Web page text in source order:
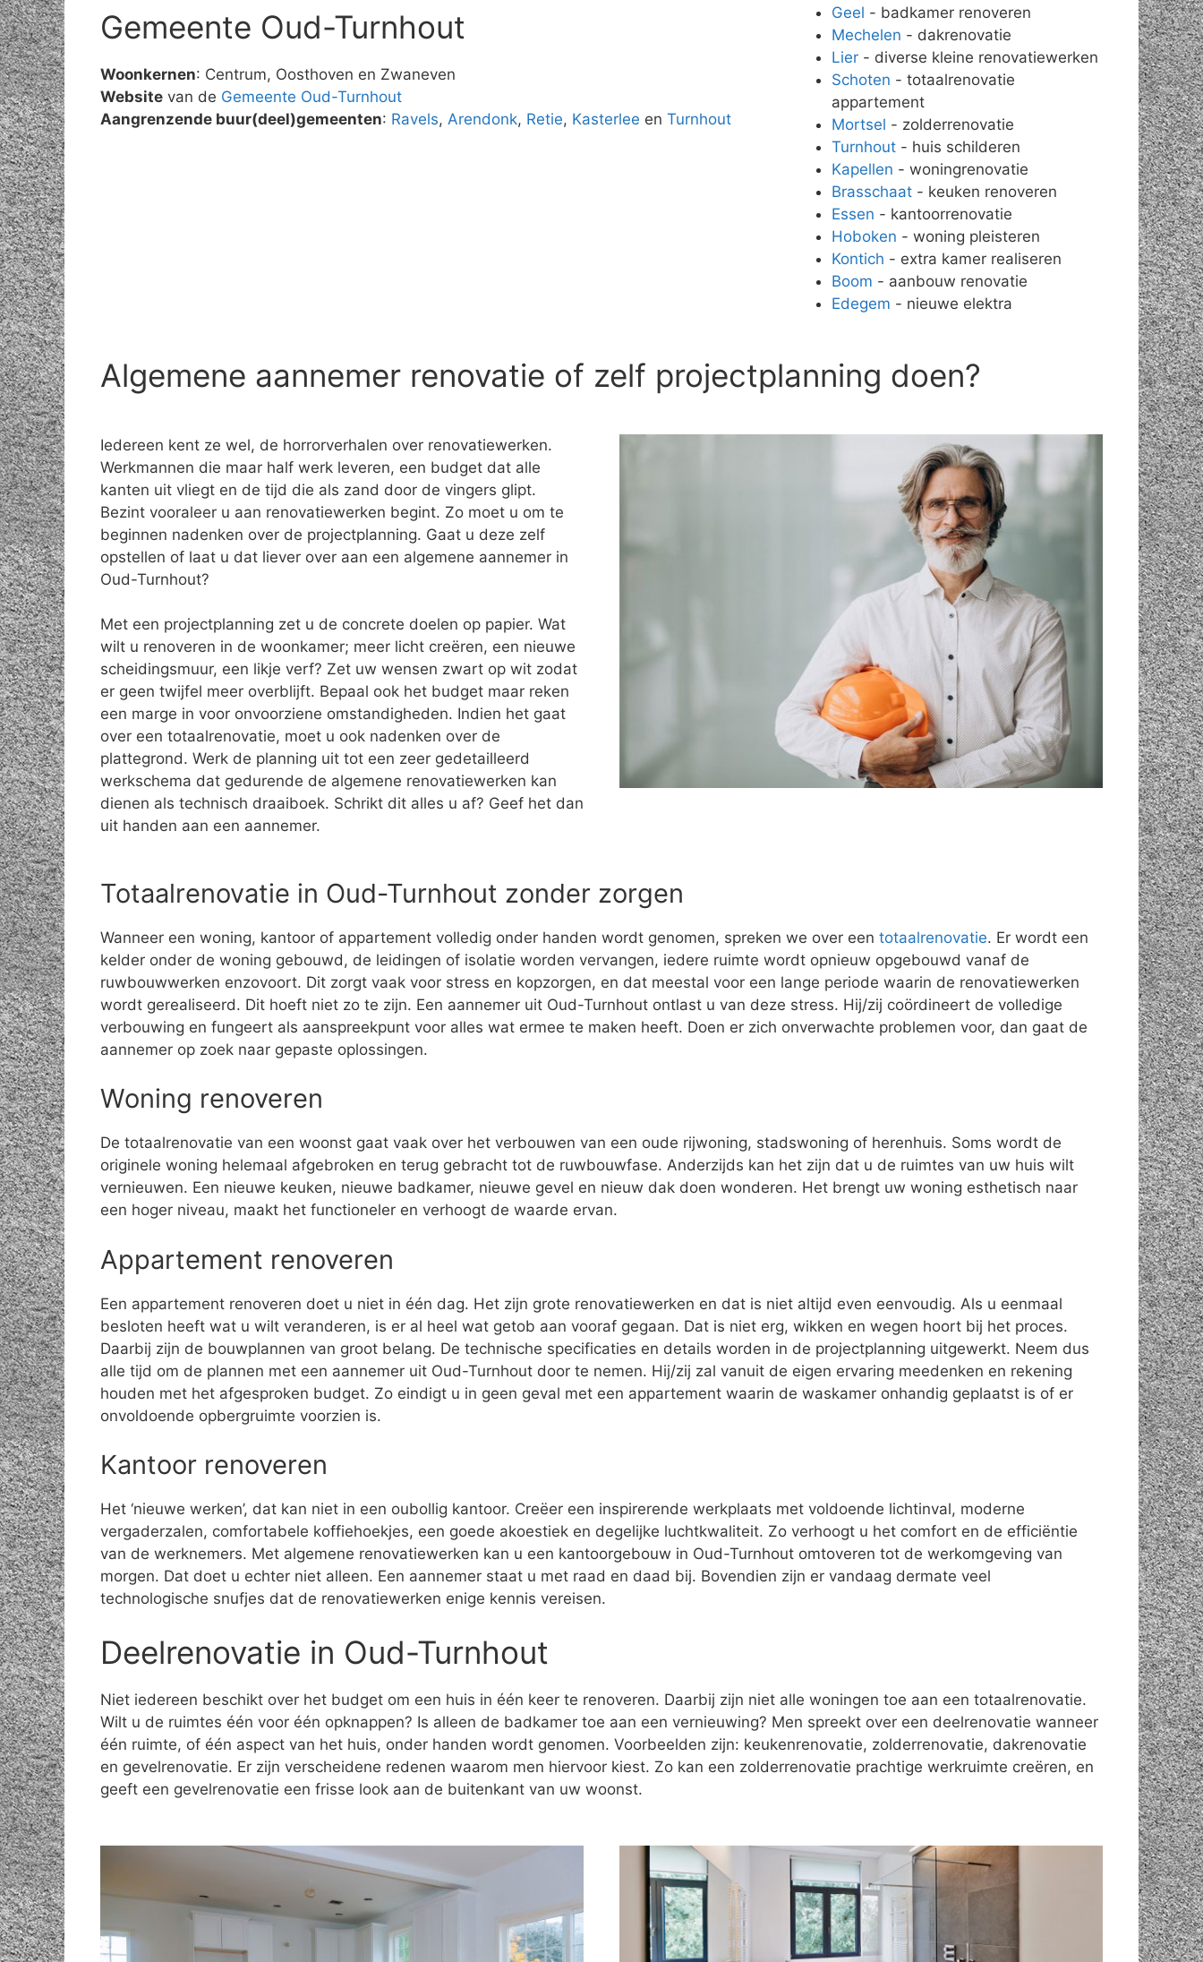
Gemeente Oud-Turnhout
Woonkernen: Centrum, Oosthoven en Zwaneven
Website van de Gemeente Oud-Turnhout
Aangrenzende buur(deel)gemeenten: Ravels, Arendonk, Retie, Kasterlee en Turnhout
Geel - badkamer renoveren
Mechelen - dakrenovatie
Lier- diverse kleine renovatiewerken
Schoten - totaalrenovatie
appartement
Mortsel - zolderrenovatie
Turnhout- huis schilderen
Kapellen - woningrenovatie
Brasschaat- keuken renoveren
Essen - kantoorrenovatie
Hoboken - woning pleisteren
Kontich - extra kamer realiseren
Boom - aanbouw renovatie
Edegem - nieuwe elektra
Algemene aannemer renovatie of zelf projectplanning doen?
Iedereen kent ze wel, de horrorverhalen over renovatiewerken.
Werkmannen die maar half werk leveren, een budget dat alle
kanten uit vliegt en de tijd die als zand door de vingers glipt.
Bezint vooraleer u aan renovatiewerken begint. Zo moet u om te
beginnen nadenken over de projectplanning. Gaat u deze zelf
opstellen of laat u dat liever over aan een algemene aannemer in
Oud-Turnhout?
Met een projectplanning zet u de concrete doelen op papier. Wat
wilt u renoveren in de woonkamer; meer licht creëren, een nieuwe
scheidingsmuur, een likje verf? Zet uw wensen zwart op wit zodat
er geen twijfel meer overblijft. Bepaal ook het budget maar reken
een marge in voor onvoorziene omstandigheden. Indien het gaat
over een totaalrenovatie, moet u ook nadenken over de
plattegrond. Werk de planning uit tot een zeer gedetailleerd
werkschema dat gedurende de algemene renovatiewerken kan
dienen als technisch draaiboek. Schrikt dit alles u af? Geef het dan
uit handen aan een aannemer.
Totaalrenovatie in Oud-Turnhout zonder zorgen
Wanneer een woning, kantoor of appartement volledig onder handen wordt genomen, spreken we over een totaalrenovatie. Er wordt een
kelder onder de woning gebouwd, de leidingen of isolatie worden vervangen, iedere ruimte wordt opnieuw opgebouwd vanaf de
ruwbouwwerken enzovoort. Dit zorgt vaak voor stress en kopzorgen, en dat meestal voor een lange periode waarin de renovatiewerken
wordt gerealiseerd. Dit hoeft niet zo te zijn. Een aannemer uit Oud-Turnhout ontlast u van deze stress. Hij/zij coördineert de volledige
verbouwing en fungeert als aanspreekpunt voor alles wat ermee te maken heeft. Doen er zich onverwachte problemen voor, dan gaat de
aannemer op zoek naar gepaste oplossingen.
Woning renoveren
De totaalrenovatie van een woonst gaat vaak over het verbouwen van een oude rijwoning, stadswoning of herenhuis. Soms wordt de
originele woning helemaal afgebroken en terug gebracht tot de ruwbouwfase. Anderzijds kan het zijn dat u de ruimtes van uw huis wilt
vernieuwen. Een nieuwe keuken, nieuwe badkamer, nieuwe gevel en nieuw dak doen wonderen. Het brengt uw woning esthetisch naar
een hoger niveau, maakt het functioneler en verhoogt de waarde ervan.
Appartement renoveren
Een appartement renoveren doet u niet in één dag. Het zijn grote renovatiewerken en dat is niet altijd even eenvoudig. Als u eenmaal
besloten heeft wat u wilt veranderen, is er al heel wat getob aan vooraf gegaan. Dat is niet erg, wikken en wegen hoort bij het proces.
Daarbij zijn de bouwplannen van groot belang. De technische specificaties en details worden in de projectplanning uitgewerkt. Neem dus
alle tijd om de plannen met een aannemer uit Oud-Turnhout door te nemen. Hij/zij zal vanuit de eigen ervaring meedenken en rekening
houden met het afgesproken budget. Zo eindigt u in geen geval met een appartement waarin de waskamer onhandig geplaatst is of er
onvoldoende opbergruimte voorzien is.
Kantoor renoveren
Het ‘nieuwe werken’, dat kan niet in een oubollig kantoor. Creëer een inspirerende werkplaats met voldoende lichtinval, moderne
vergaderzalen, comfortabele koffiehoekjes, een goede akoestiek en degelijke luchtkwaliteit. Zo verhoogt u het comfort en de efficiëntie
van de werknemers. Met algemene renovatiewerken kan u een kantoorgebouw in Oud-Turnhout omtoveren tot de werkomgeving van
morgen. Dat doet u echter niet alleen. Een aannemer staat u met raad en daad bij. Bovendien zijn er vandaag dermate veel
technologische snufjes dat de renovatiewerken enige kennis vereisen.
Deelrenovatie in Oud-Turnhout
Niet iedereen beschikt over het budget om een huis in één keer te renoveren. Daarbij zijn niet alle woningen toe aan een totaalrenovatie.
Wilt u de ruimtes één voor één opknappen? Is alleen de badkamer toe aan een vernieuwing? Men spreekt over een deelrenovatie wanneer
één ruimte, of één aspect van het huis, onder handen wordt genomen. Voorbeelden zijn: keukenrenovatie, zolderrenovatie, dakrenovatie
en gevelrenovatie. Er zijn verscheidene redenen waarom men hiervoor kiest. Zo kan een zolderrenovatie prachtige werkruimte creëren, en
geeft een gevelrenovatie een frisse look aan de buitenkant van uw woonst.